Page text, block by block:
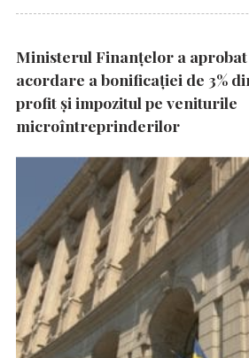
Ministerul Finanțelor a
acordare a bonificației de 3%
profit și impozitul pe veniturile
microîntreprinderilor